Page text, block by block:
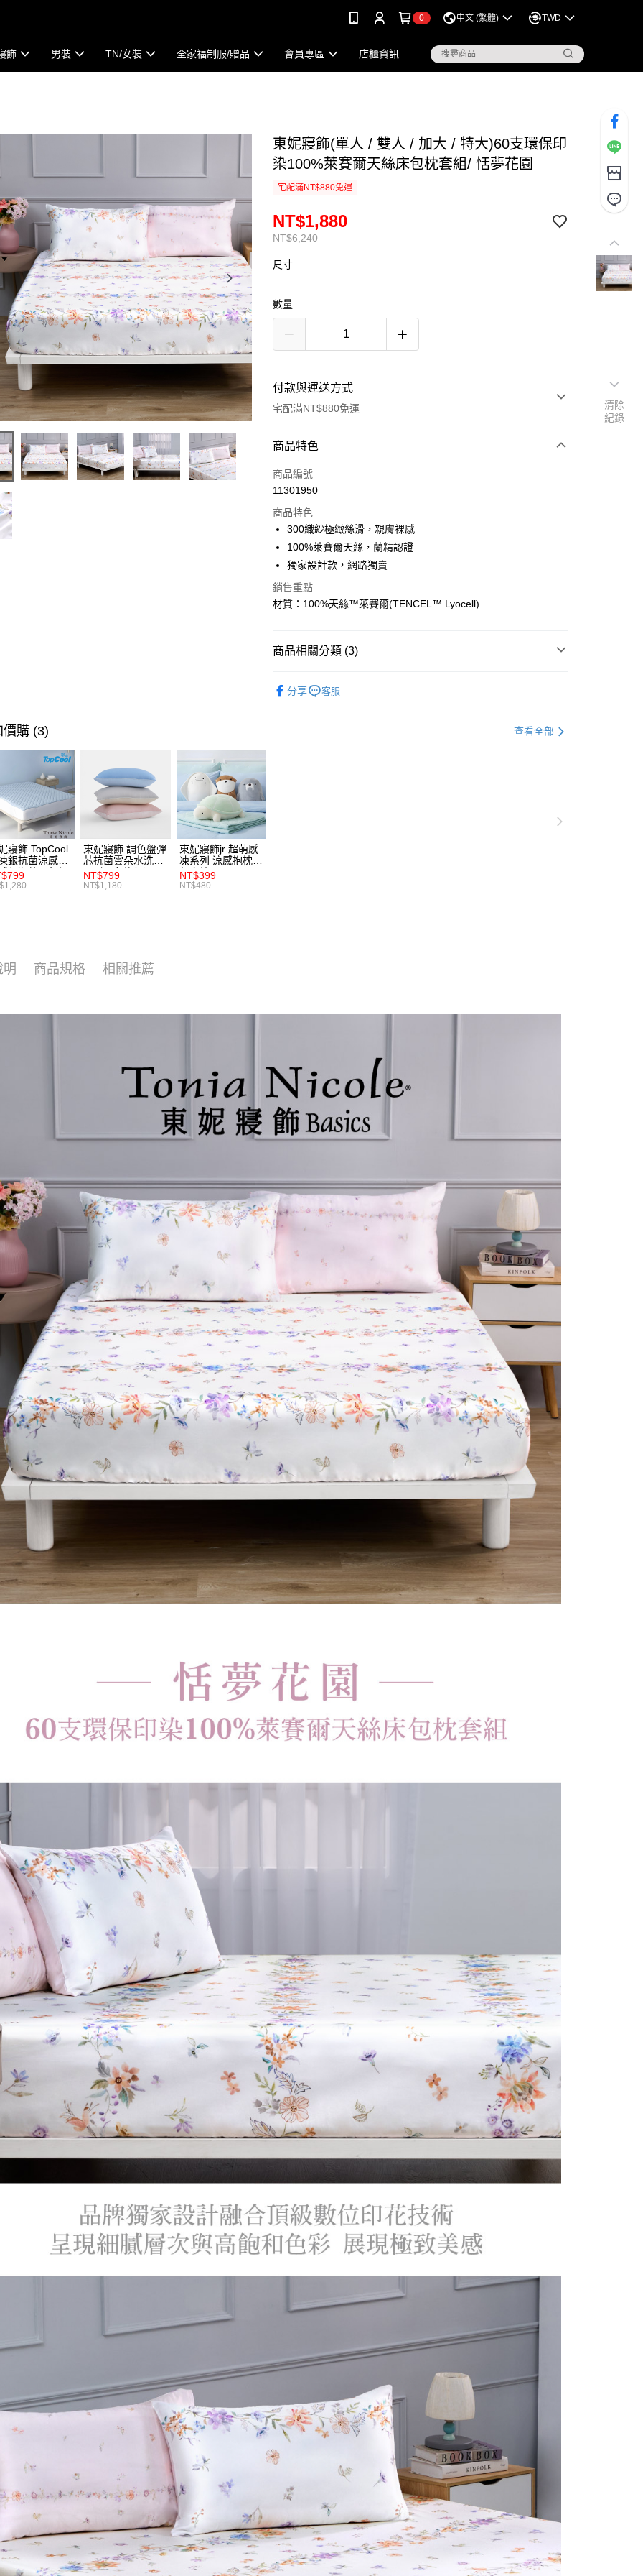
0 中文 (繁體) TWD
飾 男裝 TN/女裝 全家福制服/贈品 會員專區 店櫃資訊
東妮寢飾(單人 / 雙人 / 加大 / 特大)60支環保印
染100%萊賽爾天絲床包枕套組/ 恬夢花園
宅配滿NT$880免運
NT$6,240
NT$1,880
尺寸
數量
付款與運送方式
宅配滿NT$880免運
付款方式
信用卡一次付款
Apple Pay
悠遊付
全盈+PAY
商品特色
商品編號
11301950
商品特色
300織紗極緻絲滑，親膚裸感
100%萊賽爾天絲，蘭精認證
獨家設計款，網路獨賣
銷售重點
材質：100%天絲™萊賽爾(TENCEL™ Lyocell)
商品相關分類 (3)
分享 客服
價購 (3) 查看全部
寢飾 TopCool
銀抗菌涼感墊/
保潔墊-8色任
人/雙人/加大/
東妮寢飾 調色盤彈
芯抗菌雲朵水洗枕
2入組(多款任選)
NT$799
NT$1,180
東妮寢飾jr 超萌感
凍系列 涼感抱枕/
午安枕
NT$399
NT$480
明 商品規格 相關推薦
清除
紀錄